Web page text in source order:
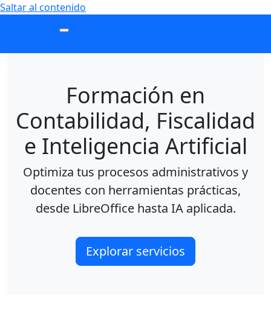
Saltar al contenido
principal
Formación en
Contabilidad, Fiscalidad
e Inteligencia Artificial
Optimiza tus procesos administrativos y
docentes con herramientas prácticas,
desde LibreOffice hasta IA aplicada.
Explorar servicios